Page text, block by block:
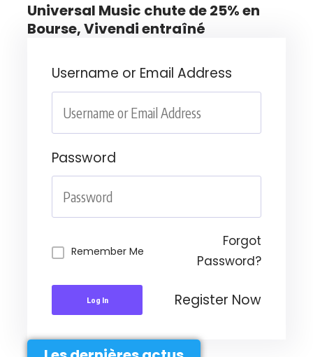
Universal Music chute de 25% en
Bourse, Vivendi entraîné
Username or Email Address
Password
Remember Me
Forgot
Password?
Log In Register Now